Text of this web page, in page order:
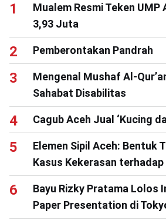
Mualem Resmi Teken UMP
3,93 Juta
Pemberontakan Pandrah
Mengenal Mushaf Al-
Sahabat Disabilitas
Cagub Aceh Jual ‘Kucing
Elemen Sipil Aceh: Bentuk
Kasus Kekerasan terhadap
Bayu Rizky Pratama Lolos
Paper Presentation di